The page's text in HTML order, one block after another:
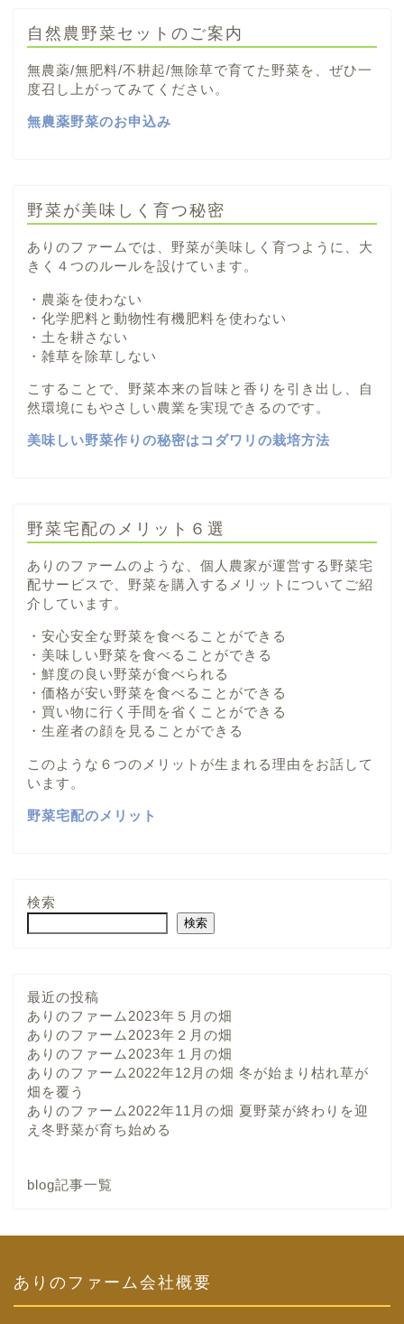
自然農野菜セットのご案内
無農薬/無肥料/不耕起/無除草で育てた野菜を、ぜひ一
度召し上がってみてください。
無農薬野菜のお申込み
野菜が美味しく育つ秘密
ありのファームでは、野菜が美味しく育つように、大
きく４つのルールを設けています。
・農薬を使わない
・化学肥料と動物性有機肥料を使わない
・土を耕さない
・雑草を除草しない
こすることで、野菜本来の旨味と香りを引き出し、自
然環境にもやさしい農業を実現できるのです。
美味しい野菜作りの秘密はコダワリの栽培方法
野菜宅配のメリット６選
ありのファームのような、個人農家が運営する野菜宅
配サービスで、野菜を購入するメリットについてご紹
介しています。
・安心安全な野菜を食べることができる
・美味しい野菜を食べることができる
・鮮度の良い野菜が食べられる
・価格が安い野菜を食べることができる
・買い物に行く手間を省くことができる
・生産者の顔を見ることができる
このような６つのメリットが生まれる理由をお話して
います。
野菜宅配のメリット
検索
検索
最近の投稿
ありのファーム2023年５月の畑
ありのファーム2023年２月の畑
ありのファーム2023年１月の畑
ありのファーム2022年12月の畑 冬が始まり枯れ草が
畑を覆う
ありのファーム2022年11月の畑 夏野菜が終わりを迎
え冬野菜が育ち始める
blog記事一覧
ありのファーム会社概要